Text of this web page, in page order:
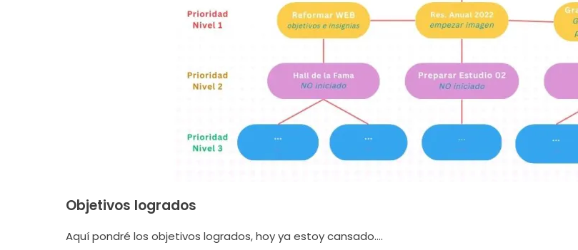
Objetivos logrados
Aquí pondré los objetivos logrados, hoy ya estoy cansado….